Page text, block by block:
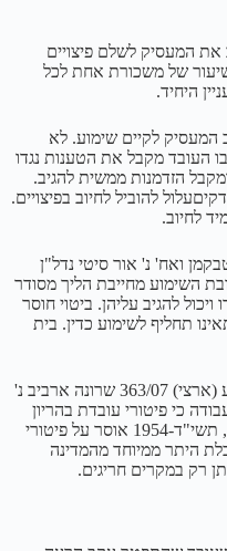
תשכ"ג-1963 מחייב את המעסיק לשלם פיצויים
של משכורת אחת לכל
היחיד.
המעסיק לקיים שימוע. לא
העובד מקבל את הטענות נגדו
הזדמנות ממשית להגיב.
להוביל לחיוב בפיצויים.
לחיוב.
שייצג משרדנו (ס"ע 5060-02-11טבקמן ואח' נ' אור סיטי נדל"ן
השימוע מחייבת הליך מסודר
להגיב עליהן. ביטוי חוסר
תחליף לשימוע כדין. בית
פיטורים בהריון הם פרק בפני עצמו. בעע (ארצי) 363/07 שרונה ארביב נ'
כי פיטורי עובדת בהריון
מהווים אפליה אסורה. חוק עבודת נשים, תשי"ד-1954 אוסר על פיטורי
היתר ממיוחד מהמדינה
רק במקרים חריגים.